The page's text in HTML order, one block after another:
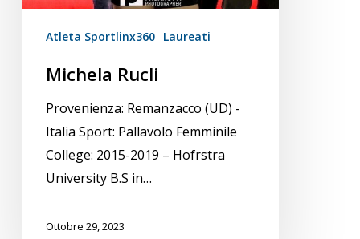
Atleta Sportlinx360 Laureati
Michela Rucli
Provenienza: Remanzacco (UD) -
Italia Sport: Pallavolo Femminile
College: 2015-2019 – Hofrstra
University B.S in…
Ottobre 29, 2023